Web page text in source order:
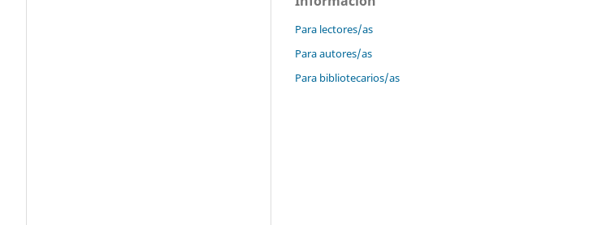
Para lectores/as
Para autores/as
Para bibliotecarios/as